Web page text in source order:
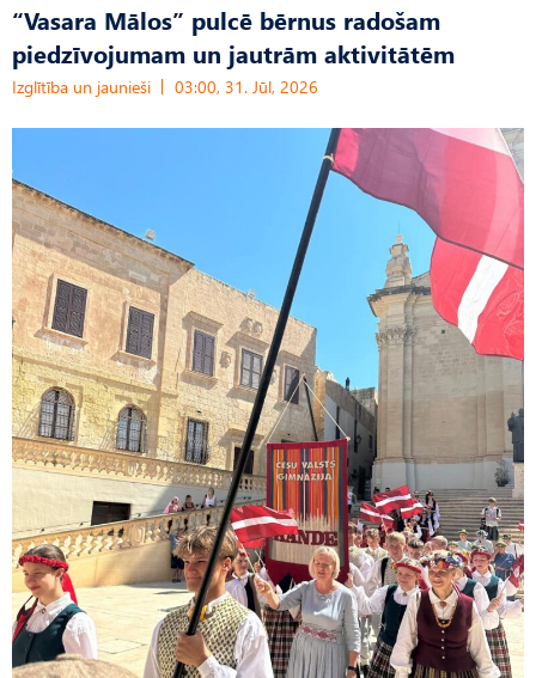
“Vasara Mālos” pulcē bērnus radošam
piedzīvojumam un jautrām aktivitātēm
Izglītība un jaunieši 03:00, 31. Jūl, 2026